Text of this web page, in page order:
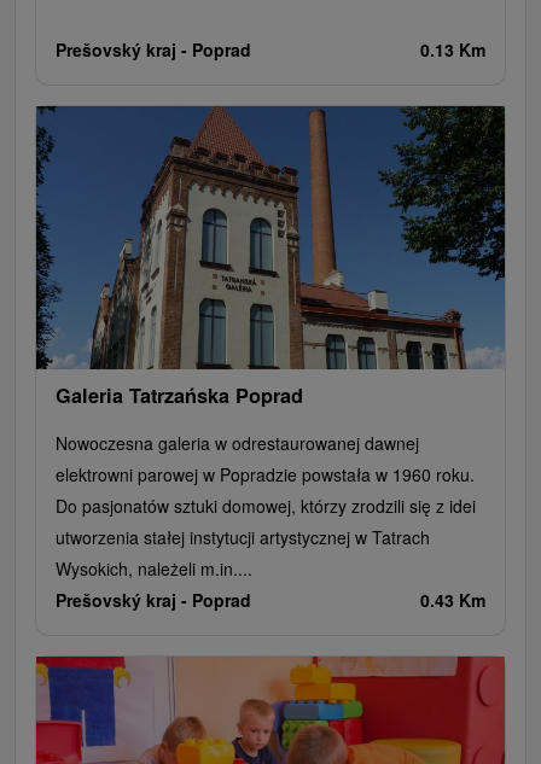
Prešovský kraj - Poprad 0.13 Km
Galeria Tatrzańska Poprad
Nowoczesna galeria w odrestaurowanej dawnej
elektrowni parowej w Popradzie powstała w 1960 roku.
Do pasjonatów sztuki domowej, którzy zrodzili się z idei
utworzenia stałej instytucji artystycznej w Tatrach
Wysokich, należeli m.in....
Prešovský kraj - Poprad 0.43 Km